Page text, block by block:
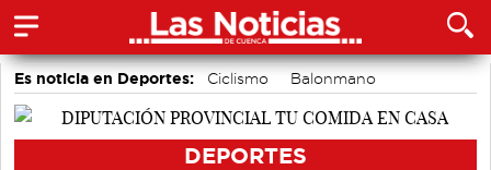
Es noticia en Deportes: Ciclismo
Balonmano
Bádminton
Motor
DEPORTES